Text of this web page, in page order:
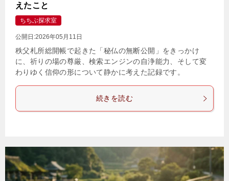
えたこと
ちちぶ探求室
公開日:2026年05月11日
秩父札所総開帳で起きた「秘仏の無断公開」をきっかけ
に、祈りの場の尊厳、検索エンジンの自浄能力、そして変
わりゆく信仰の形について静かに考えた記録です。
続きを読む